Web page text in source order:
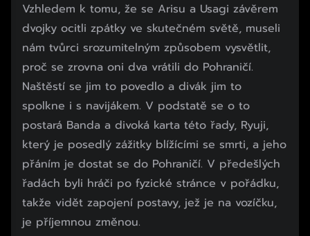
Vzhledem k tomu, že se Arisu a Usagi závěrem
dvojky ocitli zpátky ve skutečném světě, museli
nám tvůrci srozumitelným způsobem vysvětlit,
proč se zrovna oni dva vrátili do Pohraničí.
Naštěstí se jim to povedlo a divák jim to
spolkne i s navijákem. V podstatě se o to
postará Banda a divoká karta této řady, Ryuji,
který je posedlý zážitky blížícími se smrti, a jeho
přáním je dostat se do Pohraničí. V předešlých
řadách byli hráči po fyzické stránce v pořádku,
takže vidět zapojení postavy, jež je na vozíčku,
je příjemnou změnou.